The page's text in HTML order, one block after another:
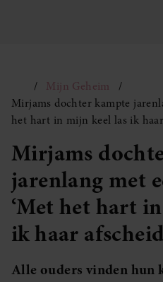
Mijn Geheim
Mirjams dochter kampte
het hart in mijn keel las ik
Mirjams
jarenlang met
‘Met het hart
ik haar
Alle ouders vinden hun